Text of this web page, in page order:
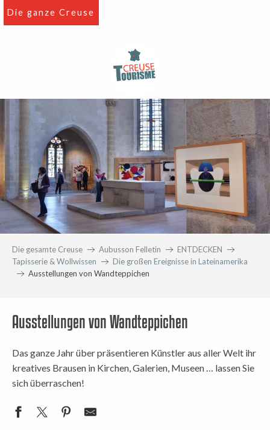
Aller
Die ganze Creuse
Die gesamte Creuse Aubusson Felletin
ENTDECKEN
Tapisserie & Wollwissen
Die großen Ereignisse in Lateinamerika
Ausstellungen von Wandteppichen
Ausstellungen von Wandteppichen
Das ganze Jahr über präsentieren Künstler aus aller Welt ihr
kreatives Brausen in Kirchen, Galerien, Museen … lassen Sie
sich überraschen!